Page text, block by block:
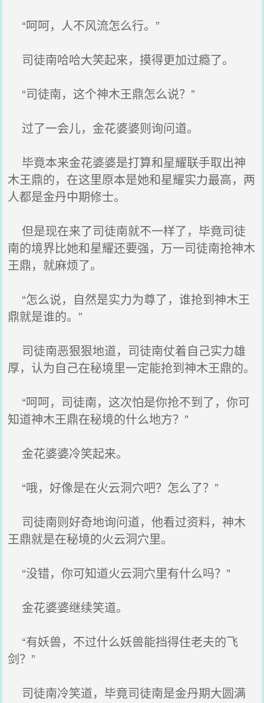
“呵呵，人不风流怎么行。”
司徒南哈哈大笑起来，摸得更加过瘾了。
“司徒南，这个神木王鼎怎么说？”
过了一会儿，金花婆婆则询问道。
毕竟本来金花婆婆是打算和星耀联手取出神
木王鼎的，在这里原本是她和星耀实力最高，两
人都是金丹中期修士。
但是现在来了司徒南就不一样了，毕竟司徒
南的境界比她和星耀还要强，万一司徒南抢神木
王鼎，就麻烦了。
“怎么说，自然是实力为尊了，谁抢到神木王
鼎就是谁的。”
司徒南恶狠狠地道，司徒南仗着自己实力雄
厚，认为自己在秘境里一定能抢到神木王鼎的。
“呵呵，司徒南，这次怕是你抢不到了，你可
知道神木王鼎在秘境的什么地方？”
金花婆婆冷笑起来。
“哦，好像是在火云洞穴吧？怎么了？”
司徒南则好奇地询问道，他看过资料，神木
王鼎就是在秘境的火云洞穴里。
“没错，你可知道火云洞穴里有什么吗？”
金花婆婆继续笑道。
“有妖兽，不过什么妖兽能挡得住老夫的飞
剑？”
司徒南冷笑道，毕竟司徒南是金丹期大圆满